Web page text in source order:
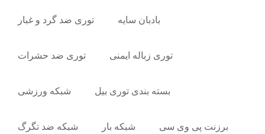
توری ضد گرد و غبار بادبان سایه
توری ضد حشرات توری زباله ایمنی
شبکه ورزشی بسته بندی توری بیل
شبکه ضد تگرگ شبکه بار برزنت پی وی سی